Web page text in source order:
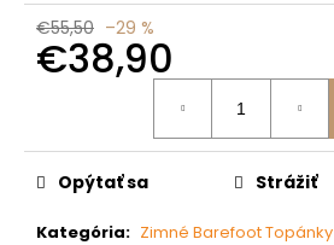
€55,50 –29 %
€38,90
Kategória: Zimné Barefoot Topánky
Opýtať sa Strážiť
č
a
m